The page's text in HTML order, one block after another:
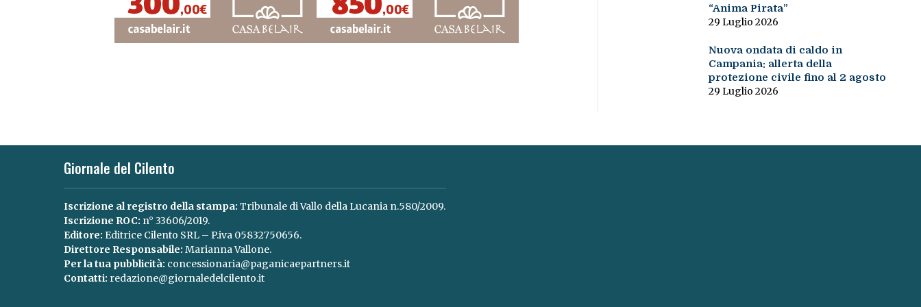
“Anima Pirata”
29 Luglio 2026
Nuova ondata di caldo in
Campania: allerta della
protezione civile fino al 2 agosto
29 Luglio 2026
Giornale del Cilento
Iscrizione al registro della stampa: Tribunale di Vallo della Lucania n.580/2009.
Iscrizione ROC: n° 33606/2019.
Editore: Editrice Cilento SRL – P.iva 05832750656.
Direttore Responsabile: Marianna Vallone.
Per la tua pubblicità: concessionaria@paganicaepartners.it
Contatti: redazione@giornaledelcilento.it